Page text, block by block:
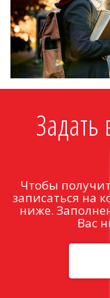
Чтобы
записаться на
ниже.
Вас